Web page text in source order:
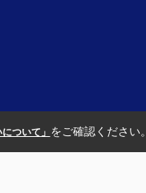
ついて」 をご確認ください。